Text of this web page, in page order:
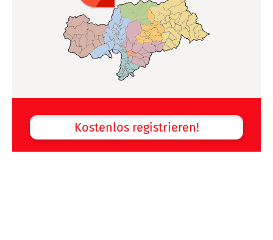
Kostenlos registrieren!